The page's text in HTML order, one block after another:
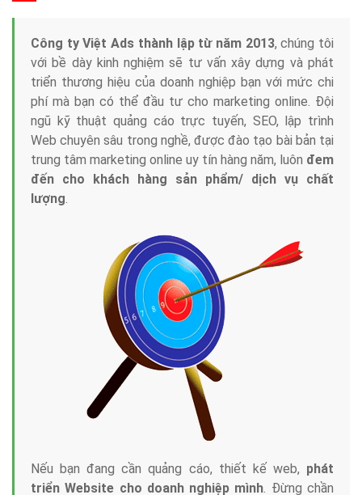
Công ty Việt Ads thành lập từ năm 2013, chúng tôi
với bề dày kinh nghiệm sẽ tư vấn xây dựng và phát
triển thương hiệu của doanh nghiệp bạn với mức chi
phí mà bạn có thể đầu tư cho marketing online. Đội
ngũ kỹ thuật quảng cáo trực tuyến, SEO, lập trình
Web chuyên sâu trong nghề, được đào tạo bài bản tại
trung tâm marketing online uy tín hàng năm, luôn đem
đến cho khách hàng sản phẩm/ dịch vụ chất
lượng.
Nếu bạn đang cần quảng cáo, thiết kế web, phát
triển Website cho doanh nghiệp mình. Đừng chần